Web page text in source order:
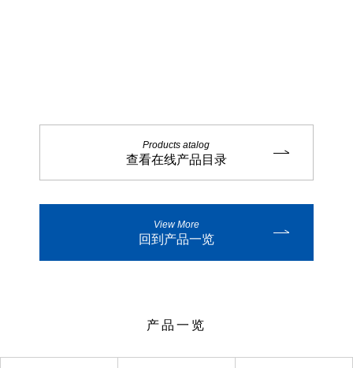
Products atalog
查看在线产品目录
View More
回到产品一览
产品一览